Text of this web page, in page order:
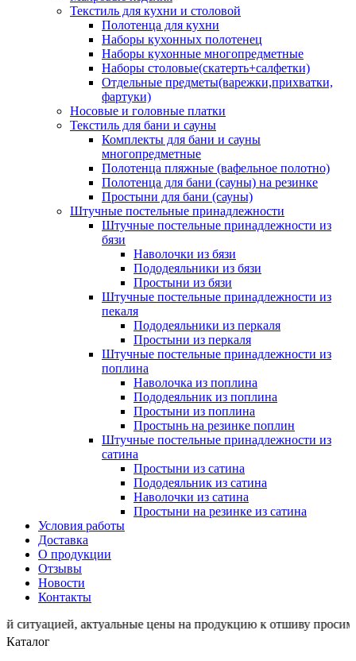
Текстиль для кухни и столовой
Полотенца для кухни
Наборы кухонных полотенец
Наборы кухонные многопредметные
Наборы столовые(скатерть+салфетки)
Отдельные предметы(варежки,прихватки,
фартуки)
Носовые и головные платки
Текстиль для бани и сауны
Комплекты для бани и сауны
многопредметные
Полотенца пляжные (вафельное полотно)
Полотенца для бани (сауны) на резинке
Простыни для бани (сауны)
Штучные постельные принадлежности
Штучные постельные принадлежности из
бязи
Наволочки из бязи
Пододеяльники из бязи
Простыни из бязи
Штучные постельные принадлежности из
пекаля
Пододеяльники из перкаля
Простыни из перкаля
Штучные постельные принадлежности из
поплина
Наволочка из поплина
Пододеяльник из поплина
Простыни из поплина
Простынь на резинке поплин
Штучные постельные принадлежности из
сатина
Простыни из сатина
Пододеяльник из сатина
Наволочки из сатина
Простыни на резинке из сатина
Условия работы
Доставка
О продукции
Отзывы
Новости
Контакты
актуальные цены на продукцию к отшиву просим
Каталог